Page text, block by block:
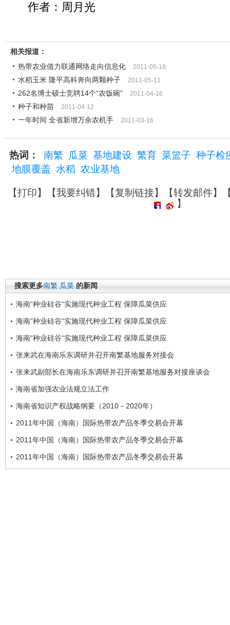
作者：周月光
相关报道：
热带农业借力联通网络走向信息化
2011-05-18
水稻玉米 隆平高科奔向两颗种子 2011-05-11
262名博士硕士竞聘14个“农饭碗” 2011-04-16
种子和种苗 2011-04-12
一年时间 全省新增万余农机手 2011-03-16
热词： 南繁 瓜菜 基地建设 繁育 菜篮子 种子检
地膜覆盖 水稻 农业基地
【打印】【我要纠错】【复制链接】【转发邮件】
】
搜索更多南繁 瓜菜 的新闻
海南“种业硅谷“实施现代种业工程 保障瓜菜供应
海南“种业硅谷“实施现代种业工程 保障瓜菜供应
海南“种业硅谷“实施现代种业工程 保障瓜菜供应
张来武在海南乐东调研并召开南繁基地服务对接会
张来武副部长在海南乐东调研并召开南繁基地服务对接座谈会
海南省加强农业法规立法工作
海南省知识产权战略纲要（2010－2020年）
2011年中国（海南）国际热带农产品冬季交易会开幕
2011年中国（海南）国际热带农产品冬季交易会开幕
2011年中国（海南）国际热带农产品冬季交易会开幕